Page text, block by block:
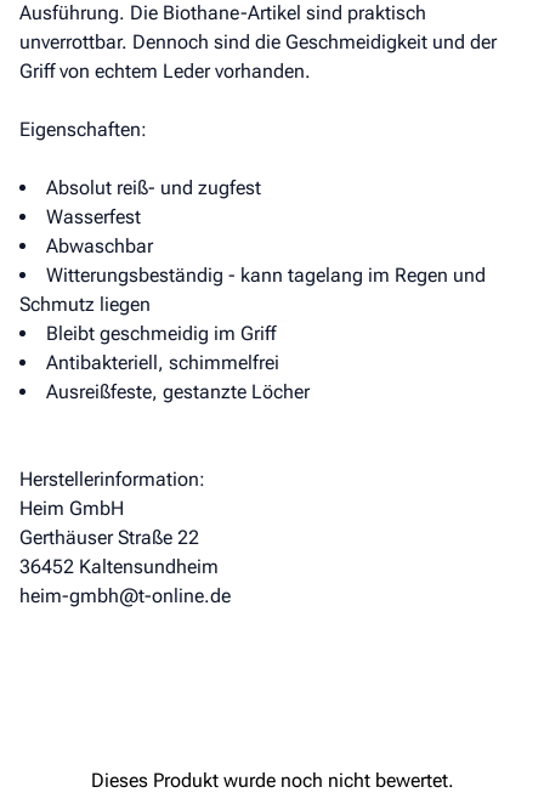
Ausführung. Die Biothane-Artikel sind praktisch
unverrottbar. Dennoch sind die Geschmeidigkeit und der
Griff von echtem Leder vorhanden.
Eigenschaften:
Absolut reiß- und zugfest
Wasserfest
Abwaschbar
Witterungsbeständig - kann tagelang im Regen und
Schmutz liegen
Bleibt geschmeidig im Griff
Antibakteriell, schimmelfrei
Ausreißfeste, gestanzte Löcher
Herstellerinformation:
Heim GmbH
Gerthäuser Straße 22
36452 Kaltensundheim
heim-gmbh@t-online.de